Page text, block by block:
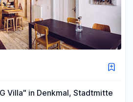
Villa" in Denkmal, Stadtmitte